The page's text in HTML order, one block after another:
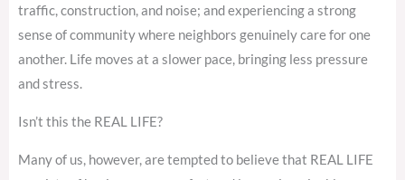
traffic, construction, and noise; and experiencing a strong
sense of community where neighbors genuinely care for one
another. Life moves at a slower pace, bringing less pressure
and stress.
Isn’t this the REAL LIFE?
Many of us, however, are tempted to believe that REAL LIFE